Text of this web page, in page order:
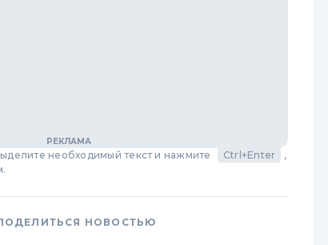
необходимый текст и нажмите Ctrl+Enter
,
НОВОСТЬЮ